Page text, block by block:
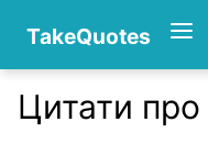
TakeQuotes
Authors
Цитати